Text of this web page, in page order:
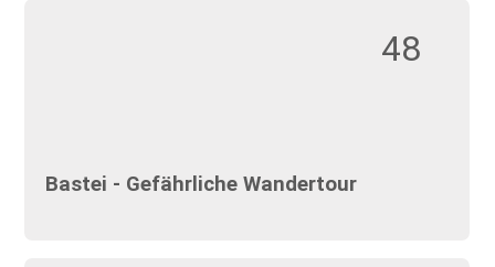
48
Bastei - Gefährliche Wandertour